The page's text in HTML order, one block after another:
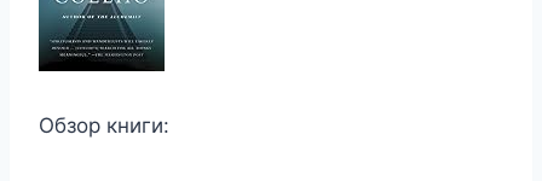
Обзор книги: